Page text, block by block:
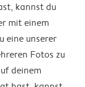
kannst du
mit einem
eine unserer
Fotos zu
deinem